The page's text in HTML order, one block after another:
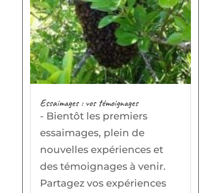
Essaimages : vos témoignages
- Bientôt les premiers
essaimages, plein de
nouvelles expériences et
des témoignages à venir.
Partagez vos expériences